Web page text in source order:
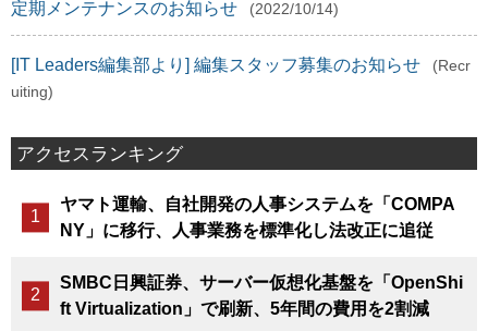
定期メンテナンスのお知らせ (2022/10/14)
[IT Leaders編集部より] 編集スタッフ募集のお知らせ
(Recr
uiting)
アクセスランキング
ヤマト運輸、自社開発の人事システムを「COMPA
NY」に移行、人事業務を標準化し法改正に追従
SMBC日興証券、サーバー仮想化基盤を「OpenShi
ft Virtualization」で刷新、5年間の費用を2割減